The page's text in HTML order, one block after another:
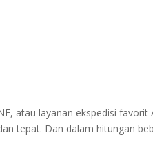
atau layanan ekspedisi favorit
tepat. Dan dalam hitungan